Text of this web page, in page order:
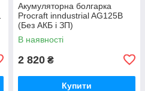
Акумуляторна болгарка
Procraft inndustrial AG125B
(Без АКБ і ЗП)
В наявності
2 820 ₴
Купити